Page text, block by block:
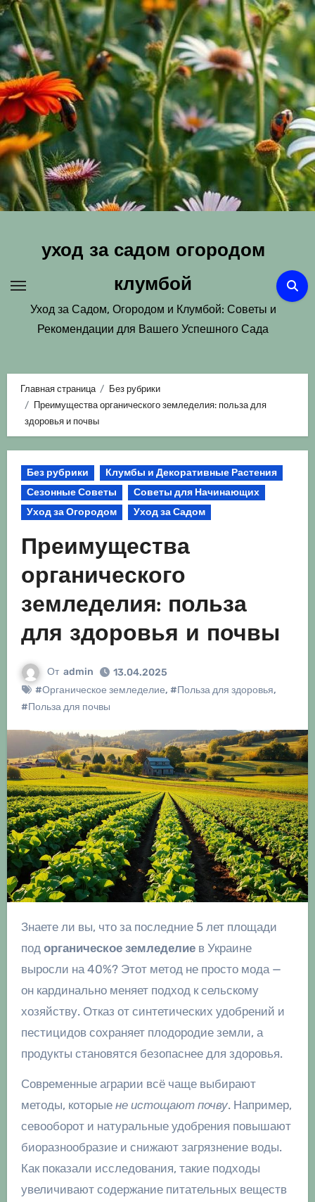
Перейти
к
содержимому
уход за садом огородом
клумбой
Уход за Садом, Огородом и Клумбой: Советы и
Рекомендации для Вашего Успешного Сада
Главная страница
Без рубрики
Преимущества органического земледелия: польза для
здоровья и почвы
Без рубрики
Клумбы и Декоративные Растения
Сезонные Советы
Советы для Начинающих
Уход за Огородом
Уход за Садом
Преимущества
органического
земледелия: польза
для здоровья и почвы
От admin
13.04.2025
#Органическое земледелие, #Польза для здоровья,
#Польза для почвы
Знаете ли вы, что за последние 5 лет площади
под органическое земледелиев Украине
выросли на 40%? Этот метод не просто мода —
он кардинально меняет подход к сельскому
хозяйству. Отказ от синтетических удобрений и
пестицидов сохраняет плодородие земли, а
продукты становятся безопаснее для здоровья.
Современные аграрии всё чаще выбирают
методы, которые не истощают почву. Например,
севооборот и натуральные удобрения повышают
биоразнообразие и снижают загрязнение воды.
Как показали исследования, такие подходы
увеличивают содержание питательных веществ